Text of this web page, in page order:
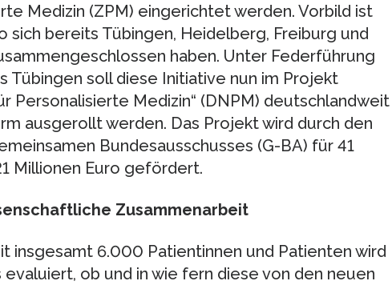
Medizin (ZPM) eingerichtet werden. Vorbild ist
sich bereits Tübingen, Heidelberg, Freiburg und
haben. Unter Federführung
Tübingen soll diese Initiative nun im Projekt
Personalisierte Medizin“ (DNPM) deutschlandweit
ausgerollt werden. Das Projekt wird durch den
Bundesausschusses (G-BA) für 41
Millionen Euro gefördert.
Zusammenarbeit
insgesamt 6.000 Patientinnen und Patienten wird
ob und in wie fern diese von den neuen